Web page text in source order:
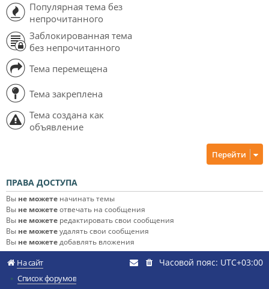
Популярная тема без
непрочитанного
Заблокированная тема
без непрочитанного
Тема перемещена
Тема закреплена
Тема создана как
объявление
Перейти
ПРАВА ДОСТУПА
Вы не можете начинать темы
Вы не можетеотвечать на сообщения
Вы не можете редактировать свои сообщения
Вы не можетеудалять свои сообщения
Вы не можетедобавлять вложения
На сайт
Список форумов
Часовой пояс: UTC+03:00